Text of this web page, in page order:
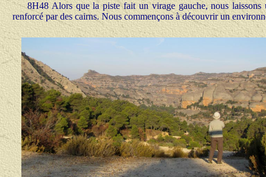
8H48 Alors que la piste fait un virage gauche, nous
renforcé par des cairns. Nous commençons à découvrir un